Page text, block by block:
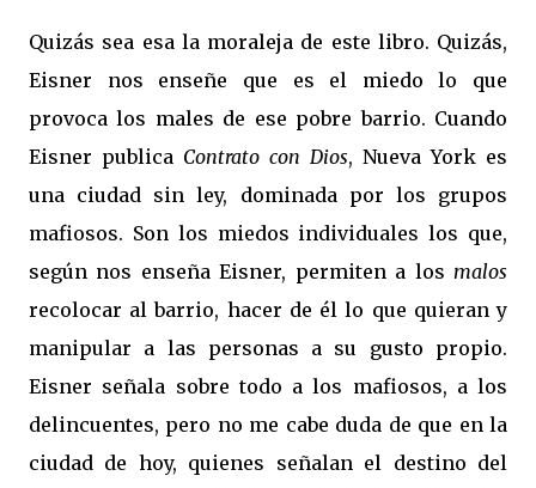
Quizás sea esa la moraleja de este libro. Quizás,
Eisner nos enseñe que es el miedo lo que
provoca los males de ese pobre barrio. Cuando
Eisner publica Contrato con Dios, Nueva York es
una ciudad sin ley, dominada por los grupos
mafiosos. Son los miedos individuales los que,
según nos enseña Eisner, permiten a los malos
recolocar al barrio, hacer de él lo que quieran y
manipular a las personas a su gusto propio.
Eisner señala sobre todo a los mafiosos, a los
delincuentes, pero no me cabe duda de que en la
ciudad de hoy, quienes señalan el destino del